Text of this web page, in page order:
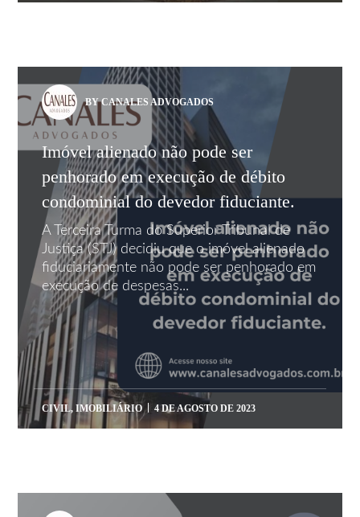
BY CANALES ADVOGADOS
Imóvel alienado não pode ser
penhorado em execução de débito
condominial do devedor fiduciante.
A Terceira Turma do Superior Tribunal de
Justiça (STJ) decidiu que o imóvel alienado
fiduciariamente não pode ser penhorado em
execução de despesas...
CIVIL,IMOBILIÁRIO 4 DE AGOSTO DE 2023